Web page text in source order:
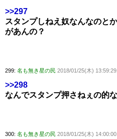
>>297
スタンプしねえ奴なんなのと
があんの？
299: 名も無き星の民 2018/01/25(木)
>>298
なんでスタンプ押さねぇの的
300: 名も無き星の民 2018/01/25(木)